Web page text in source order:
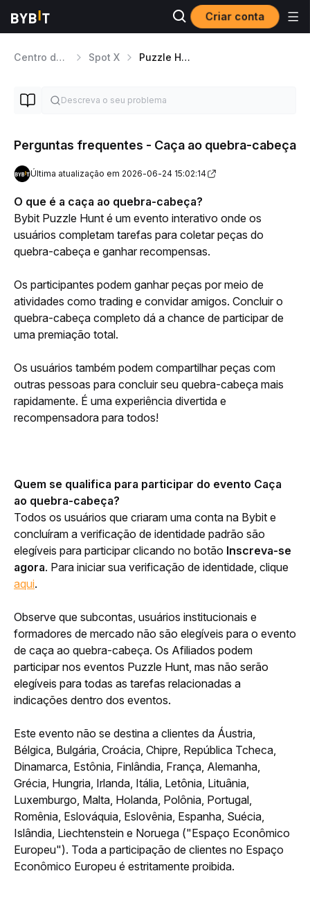
Criar conta
Centro de ajuda Spot X Puzzle Hunt
Perguntas frequentes - Caça ao quebra-cabeça
Última atualização em 2026-06-24 15:02:14
O que é a caça ao quebra-cabeça?
Bybit Puzzle Hunt é um evento interativo onde os
usuários completam tarefas para coletar peças do
quebra-cabeça e ganhar recompensas.
Os participantes podem ganhar peças por meio de
atividades como trading e convidar amigos. Concluir o
quebra-cabeça completo dá a chance de participar de
uma premiação total.
Os usuários também podem compartilhar peças com
outras pessoas para concluir seu quebra-cabeça mais
rapidamente. É uma experiência divertida e
recompensadora para todos!
Quem se qualifica para participar do evento Caça
ao quebra-cabeça?
Todos os usuários que criaram uma conta na Bybit e
concluíram a verificação de identidade padrão são
elegíveis para participar clicando no botão Inscreva-se
agora. Para iniciar sua verificação de identidade, clique
aqui.
Observe que subcontas, usuários institucionais e
formadores de mercado não são elegíveis para o evento
de caça ao quebra-cabeça. Os Afiliados podem
participar nos eventos Puzzle Hunt, mas não serão
elegíveis para todas as tarefas relacionadas a
indicações dentro dos eventos.
Este evento não se destina a clientes da Áustria,
Bélgica, Bulgária, Croácia, Chipre, República Tcheca,
Dinamarca, Estônia, Finlândia, França, Alemanha,
Grécia, Hungria, Irlanda, Itália, Letônia, Lituânia,
Luxemburgo, Malta, Holanda, Polônia, Portugal,
Romênia, Eslováquia, Eslovênia, Espanha, Suécia,
Islândia, Liechtenstein e Noruega ("Espaço Econômico
Europeu"). Toda a participação de clientes no Espaço
Econômico Europeu é estritamente proibida.